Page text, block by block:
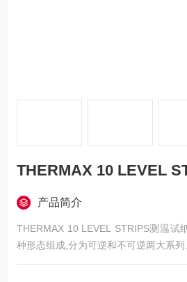
THERMAX 10 LEVEL
产品简介
THERMAX 10 LEVEL STRIPS测温试
种形态组成,分为可逆和不可逆两大系列.